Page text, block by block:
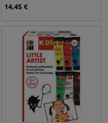
14,45 €